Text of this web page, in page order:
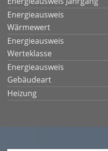
Energieausweis
Wärmewert
Energieausweis
Werteklasse
Energieausweis
Gebäudeart
Heizung